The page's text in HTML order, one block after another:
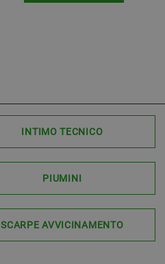
INTIMO TECNICO
PIUMINI
SCARPE AVVICINAMENTO